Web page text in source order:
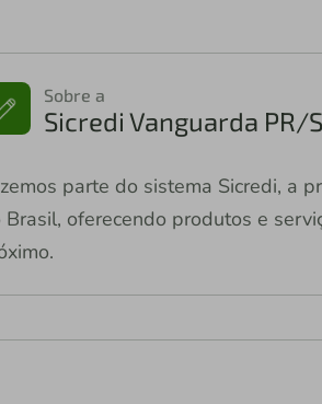
Sobre a
Sicredi Vanguarda PR/
parte do sistema Sicredi, a
Brasil, oferecendo produtos e